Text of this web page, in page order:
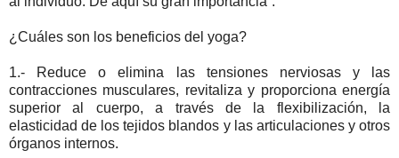
¿Cuáles son los beneficios del yoga?
1.- Reduce o elimina las tensiones nerviosas y las
contracciones musculares, revitaliza y proporciona energía
superior al cuerpo, a través de la flexibilización, la
elasticidad de los tejidos blandos y las articulaciones y otros
órganos internos.